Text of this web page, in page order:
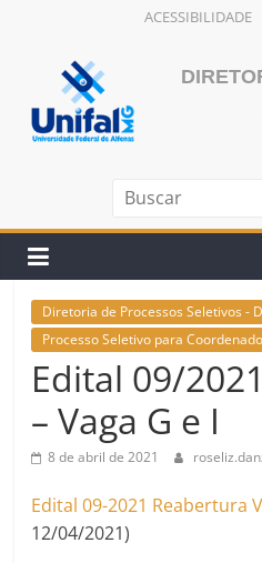
ACESSIBILIDADE
conteúdo
Diretoria de Processos Seletivos -
Processo Seletivo para
Edital 09/
– Vaga G e I
8 de abril de 2021
Edital 09-2021 Reabertura
12/04/2021)